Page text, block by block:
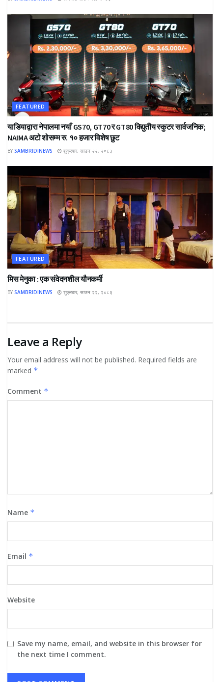
FEATURED
याडियाद्वारा नेपालमा नयाँ GS70, GT70 र GT80 विद्युतीय स्कुटर सार्वजनिक;
NAIMA अटो शोसम्म रु. १० हजार विशेष छुट
BY SAMBRIDINEWS शुक्रबार, साउन २२, २०८३
FEATURED
मिस मेनुका : एक संवेदनशील यौनकर्मी
BY SAMBRIDINEWS शुक्रबार, साउन २२, २०८३
Leave a Reply
Your email address will not be published. Required fields are
marked *
Comment *
Name *
Email *
Website
Save my name, email, and website in this browser for
the next time I comment.